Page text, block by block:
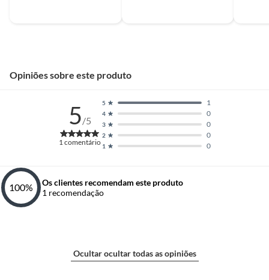
Opiniões sobre este produto
5/5
1comentário 1 0
2 0
3 0
4 0
5 1
100%
Os clientes recomendam este produto
1 recomendação
Ocultar ocultar todas as opiniões